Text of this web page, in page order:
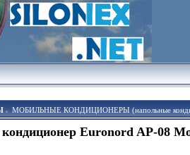
МОБИЛЬНЫЕ КОНДИЦИОНЕРЫ (напольные
Euronord AP-08